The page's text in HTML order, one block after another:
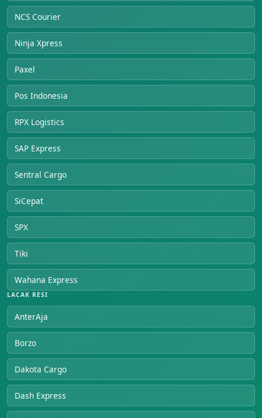
NCS Courier
Ninja Xpress
Paxel
Pos Indonesia
RPX Logistics
SAP Express
Sentral Cargo
SiCepat
SPX
Tiki
Wahana Express
LACAK RESI
AnterAja
Borzo
Dakota Cargo
Dash Express